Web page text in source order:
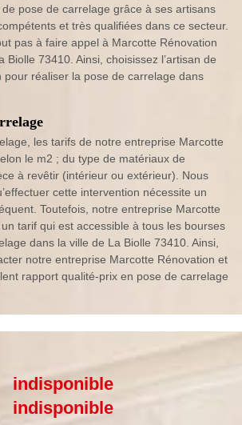
pose de carrelage grâce à ses artisans
et très qualifiées dans ce secteur.
pas à faire appel à Marcotte Rénovation
Biolle 73410. Ainsi, choisissez l’artisan de
pour réaliser la pose de carrelage dans
les tarifs de notre entreprise Marcotte
le m2 ; du type de matériaux de
à revêtir (intérieur ou extérieur). Nous
cette intervention nécessite un
Toutefois, notre entreprise Marcotte
tarif qui est accessible à tous les bourses
dans la ville de La Biolle 73410. Ainsi,
notre entreprise Marcotte Rénovation et
rapport qualité-prix en pose de carrelage
indisponible
indisponible